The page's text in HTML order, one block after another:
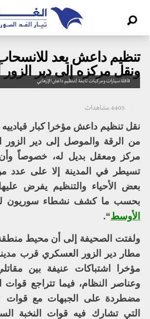
تنظيم داعش يعد
ونقل مركزه إلى دير الزور
قافلة سيارات ومركبات تابعة لتنظيم داعش الإرهابي
4405 مشاهدات
نقل تنظيم داعش مؤخرا كبار
من الرقة والموصل إلى دير الزور
مركز ومعقل بديل له، خصوصاً
تسيطر في المدينة إلا على عدد
بعض الأحياء والتنظيم يفرض
بحسب ما كشف نشطاء سوريون
الأوسط“.
ولفتت الصحيفة إلى أن محيط
مطار دير الزور العسكري قرب
مؤخرا اشتباكات عنيفة بين
وعناصر النظام، فيما تتراجع قوات
مضطردة على الجبهات مع قوات
التي تشارك فيه قوات النخبة